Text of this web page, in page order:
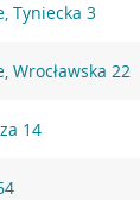
Tyniecka 3
Wrocławska 22
14